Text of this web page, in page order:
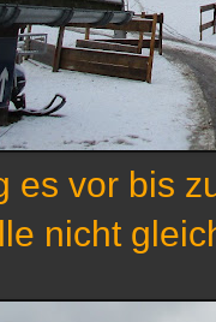
es vor bis
nicht